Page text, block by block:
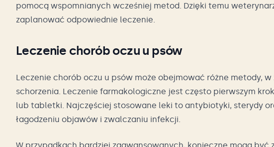
pomocą wspomnianych wcześniej metod. Dzięki temu
zaplanować odpowiednie leczenie.
Leczenie chorób oczu u psów
Leczenie chorób oczu u psów może obejmować różne metody,
schorzenia. Leczenie farmakologiczne jest często pierwszym
lub tabletki. Najczęściej stosowane leki to antybiotyki, sterydy
łagodzeniu objawów i zwalczaniu infekcji.